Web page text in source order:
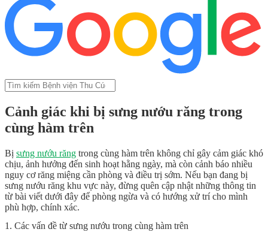
Cảnh giác khi bị sưng nướu răng trong
cùng hàm trên
Bị sưng nướu răng trong cùng hàm trên không chỉ gây cảm giác khó
chịu, ảnh hưởng đến sinh hoạt hằng ngày, mà còn cảnh báo nhiều
nguy cơ răng miệng cần phòng và điều trị sớm. Nếu bạn đang bị
sưng nướu răng khu vực này, đừng quên cập nhật những thông tin
từ bài viết dưới đây để phòng ngừa và có hướng xử trí cho mình
phù hợp, chính xác.
1. Các vấn đề từ sưng nướu trong cùng hàm trên